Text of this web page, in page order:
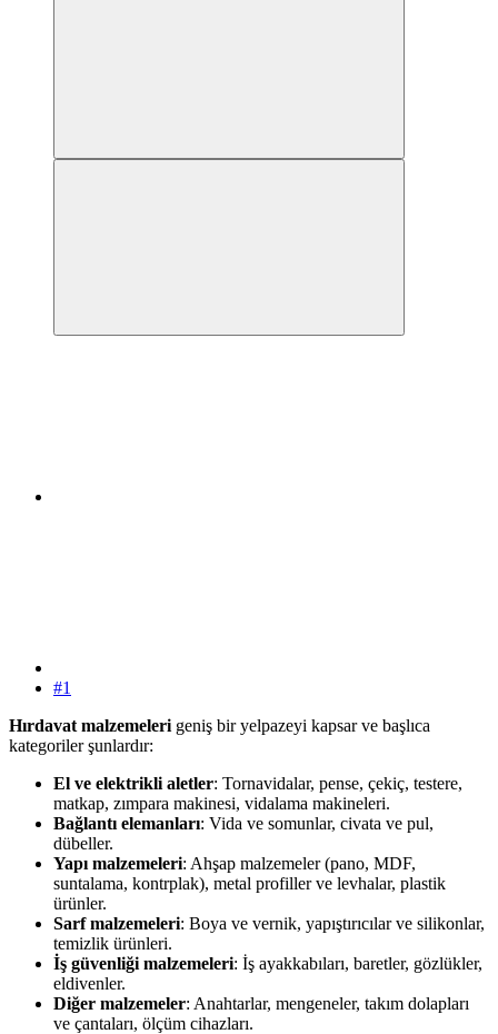
#1
Hırdavat malzemeleri geniş bir yelpazeyi kapsar ve başlıca
kategoriler şunlardır:
El ve elektrikli aletler: Tornavidalar, pense, çekiç, testere,
matkap, zımpara makinesi, vidalama makineleri.
Bağlantı elemanları: Vida ve somunlar, civata ve pul,
dübeller.
Yapı malzemeleri: Ahşap malzemeler (pano, MDF,
suntalama, kontrplak), metal profiller ve levhalar, plastik
ürünler.
Sarf malzemeleri: Boya ve vernik, yapıştırıcılar ve silikonlar,
temizlik ürünleri.
İş güvenliği malzemeleri: İş ayakkabıları, baretler, gözlükler,
eldivenler.
Diğer malzemeler: Anahtarlar, mengeneler, takım dolapları
ve çantaları, ölçüm cihazları.